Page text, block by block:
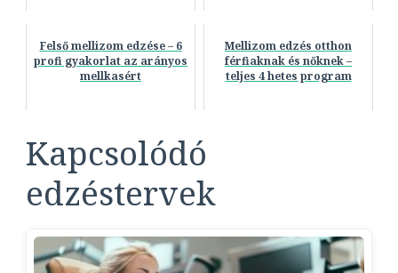
Felső mellizom edzése – 6
profi gyakorlat az arányos
mellkasért
Mellizom edzés otthon
férfiaknak és nőknek –
teljes 4 hetes program
Kapcsolódó
edzéstervek